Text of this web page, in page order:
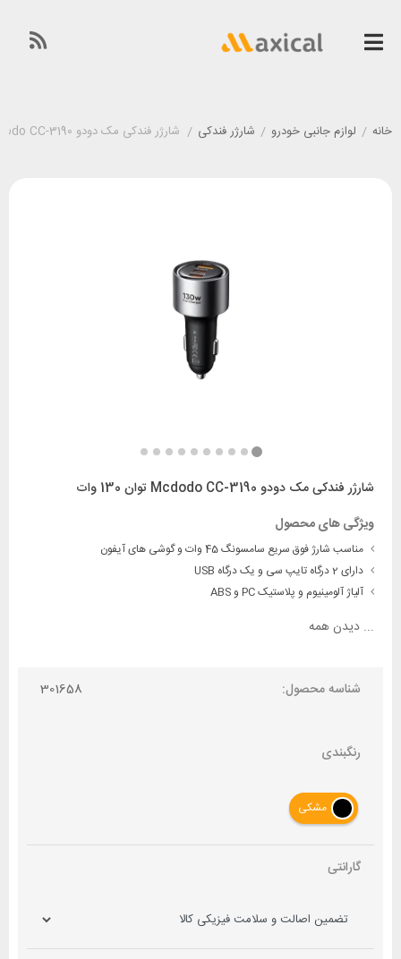
خانه / لوازم جانبی خودرو / شارژر فندکی / شارژر فندکی مک دودو Mcdodo CC-3190 توان 130 وات
شارژر فندکی مک دودو Mcdodo CC-3190 توان 130 وات
ویژگی های محصول
مناسب شارژ فوق سریع سامسونگ 45 وات و گوشی های آیفون
دارای 2 درگاه تایپ سی و یک درگاه USB
آلیاژ آلومینیوم و پلاستیک PC و ABS
... دیدن همه
شناسه محصول: 301658
رنگبندی
مشکی
گارانتی